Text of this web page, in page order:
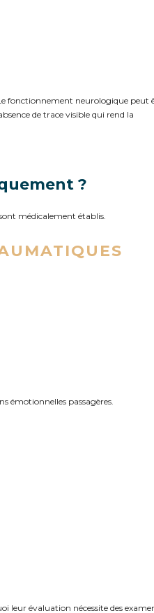
fonctionnement neurologique peut
de trace visible qui rend la
?
médicalement établis.
émotionnelles passagères.
leur évaluation nécessite des